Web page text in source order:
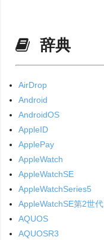
辞典
AirDrop
Android
AndroidOS
AppleID
ApplePay
AppleWatch
AppleWatchSE
AppleWatchSeries5
AppleWatchSE第2世代
AQUOS
AQUOSR3